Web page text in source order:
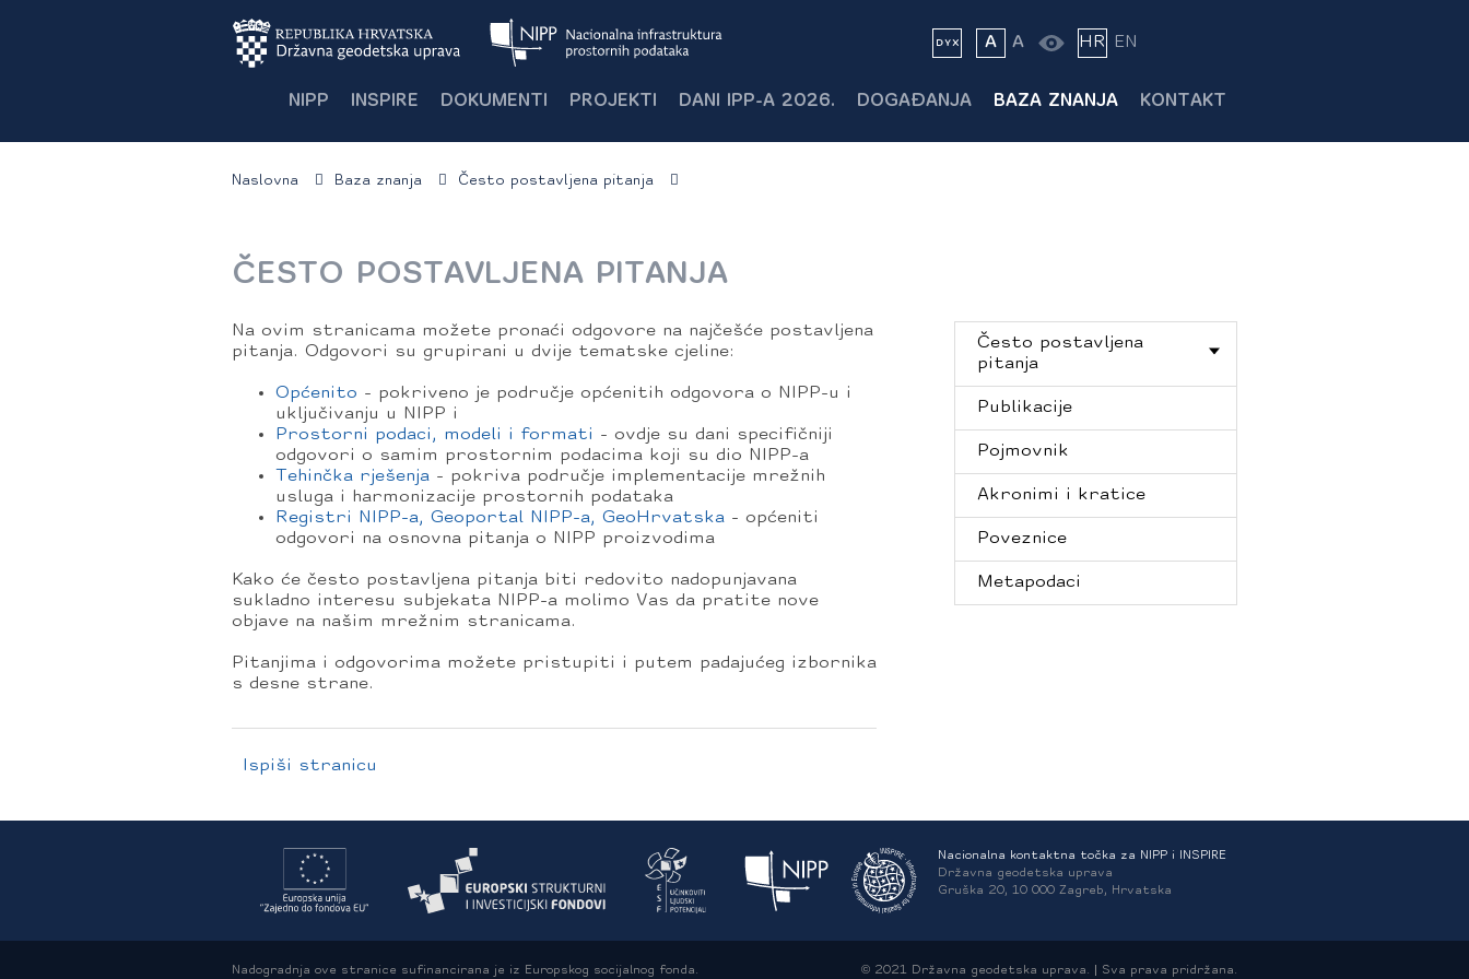
A A HR EN
NIPP INSPIRE DOKUMENTI PROJEKTI DANI IPP-A 2026. DOGAĐANJA BAZA ZNANJA KONTAKT
Naslovna Baza znanja Često postavljena pitanja
ČESTO POSTAVLJENA PITANJA
Na ovim stranicama možete pronaći odgovore na najčešće postavljena
pitanja. Odgovori su grupirani u dvije tematske cjeline:
Općenito - pokriveno je područje općenitih odgovora o NIPP-u i
uključivanju u NIPP i
Prostorni podaci, modeli i formati - ovdje su dani specifičniji
odgovori o samim prostornim podacima koji su dio NIPP-a
Tehinčka rješenja - pokriva područje implementacije mrežnih
usluga i harmonizacije prostornih podataka
Registri NIPP-a, Geoportal NIPP-a, GeoHrvatska - općeniti
odgovori na osnovna pitanja o NIPP proizvodima
Kako će često postavljena pitanja biti redovito nadopunjavana
sukladno interesu subjekata NIPP-a molimo Vas da pratite nove
objave na našim mrežnim stranicama.
Pitanjima i odgovorima možete pristupiti i putem padajućeg izbornika
s desne strane.
Ispiši stranicu
Često postavljena
pitanja
Publikacije
Pojmovnik
Akronimi i kratice
Poveznice
Metapodaci
Nacionalna kontaktna točka za NIPP i INSPIRE
Državna geodetska uprava
Gruška 20, 10 000 Zagreb, Hrvatska
Nadogradnja ove stranice sufinancirana je iz Europskog socijalnog fonda. © 2021 Državna geodetska uprava. | Sva prava pridržana.